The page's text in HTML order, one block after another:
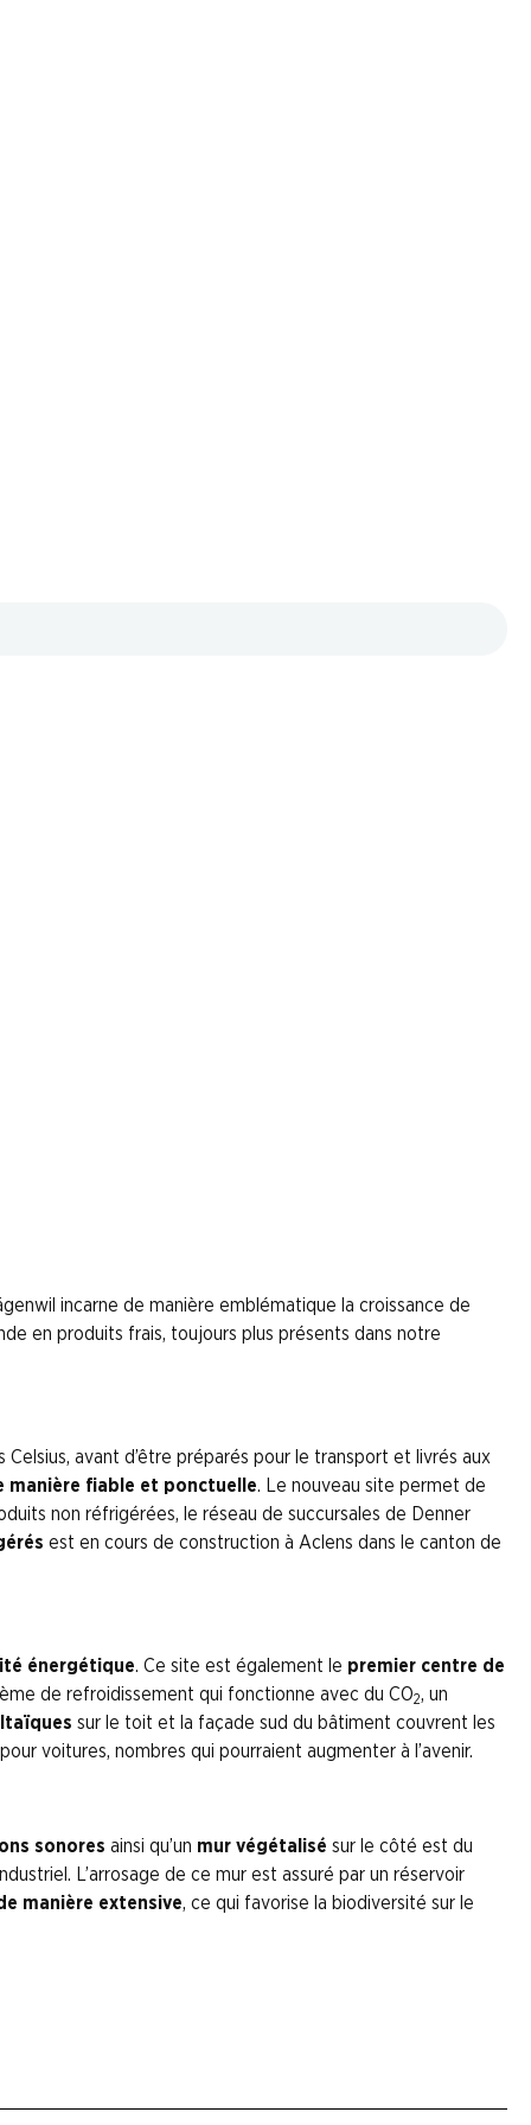
certifié Minergie de Suisse
incarne de manière emblématique la croissance de
en produits frais, toujours plus présents dans notre
avant d’être préparés pour le transport et livrés aux
manière fiable et ponctuelle. Le nouveau site permet de
non réfrigérées, le réseau de succursales de Denner
est en cours de construction à Aclens dans le canton de
énergétique. Ce site est également le premier centre de
de refroidissement qui fonctionne avec du CO2, un
sur le toit et la façade sud du bâtiment couvrent les
voitures, nombres qui pourraient augmenter à l’avenir.
sonores ainsi qu’un mur végétalisé sur le côté est du
L’arrosage de ce mur est assuré par un réservoir
manière extensive, ce qui favorise la biodiversité sur le